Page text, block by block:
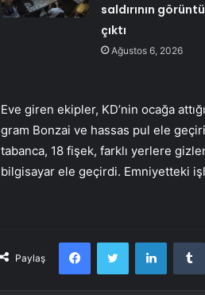
saldırının
çıktı
Ağustos 6, 2026
Eve giren ekipler, KD’nin ocağa
gram Bonzai ve hassas pul ele
tabanca, 18 fişek, farklı yerlere
bilgisayar ele geçirdi. Emniyetteki
Paylaş
FacebookTwitter LinkedIn